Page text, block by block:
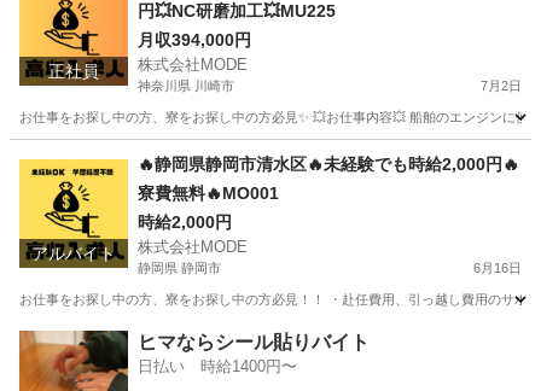
正社員
円💥NC研磨加工💥MU225
月収394,000円
株式会社MODE
神奈川県 川崎市 7月2日
お仕事をお探し中の方、寮をお探し中の方必見✨ 💥お仕事内容💥 船舶のエンジンに
その他 未経験
アルバイト
🔥静岡県静岡市清水区🔥未経験でも時給2,000円🔥
寮費無料🔥MO001
時給2,000円
株式会社MODE
静岡県 静岡市 6月16日
お仕事をお探し中の方、寮をお探し中の方必見！！ ・赴任費用、引っ越し費用のサ
静岡 静岡市 軽作業 時給
ヒマならシール貼りバイト
日払い 時給1400円〜